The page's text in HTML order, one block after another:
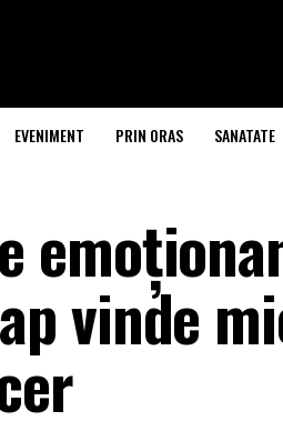
EVENIMENT PRIN ORAS SANATATE
vinde